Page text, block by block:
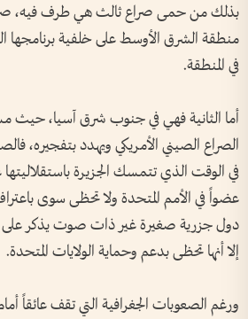
بذلك من حمى صراع ثالث هي طرف فيه،
منطقة الشرق الأوسط على خلفية برنامجها
في المنطقة.
أما الثانية فهي في جنوب شرق آسيا، حيث
الصراع الصيني الأمريكي ويهدد بتفجيره،
في الوقت الذي تتمسك الجزيرة
دول جزرية صغيرة غير ذات صوت يذكر على
إلا أنها تحظى بدعم وحماية الولايات المتحدة.
ورغم الصعوبات الجغرافية التي تقف عائقاً